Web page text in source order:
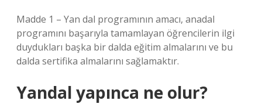
Madde 1 – Yan dal programının amacı, anadal
programını başarıyla tamamlayan öğrencilerin ilgi
duydukları başka bir dalda eğitim almalarını ve bu
dalda sertifika almalarını sağlamaktır.
Yandal yapınca ne olur?